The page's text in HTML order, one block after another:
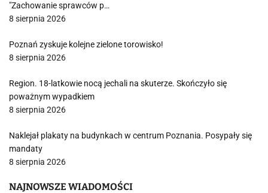
"Zachowanie sprawców p…
8 sierpnia 2026
Poznań zyskuje kolejne zielone torowisko!
8 sierpnia 2026
Region. 18-latkowie nocą jechali na skuterze. Skończyło się
poważnym wypadkiem
8 sierpnia 2026
Naklejał plakaty na budynkach w centrum Poznania. Posypały się
mandaty
8 sierpnia 2026
NAJNOWSZE WIADOMOŚCI